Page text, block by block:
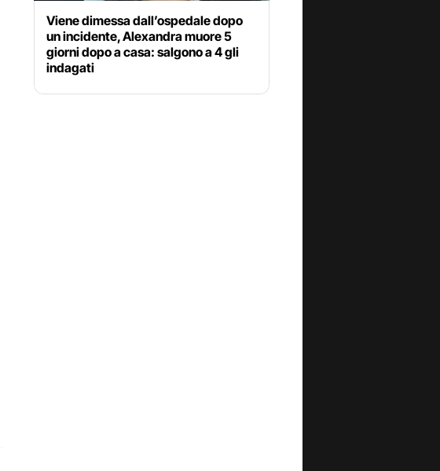
Viene dimessa dall’ospedale dopo
un incidente, Alexandra muore 5
giorni dopo a casa: salgono a 4 gli
indagati